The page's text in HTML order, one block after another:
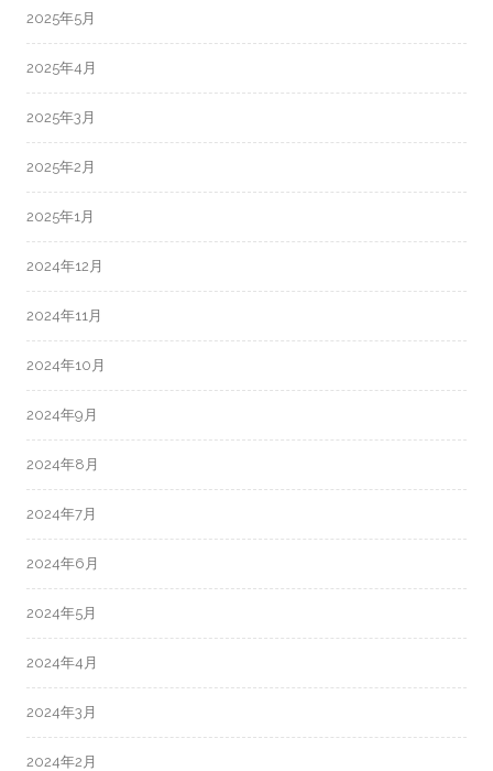
2025年5月
2025年4月
2025年3月
2025年2月
2025年1月
2024年12月
2024年11月
2024年10月
2024年9月
2024年8月
2024年7月
2024年6月
2024年5月
2024年4月
2024年3月
2024年2月